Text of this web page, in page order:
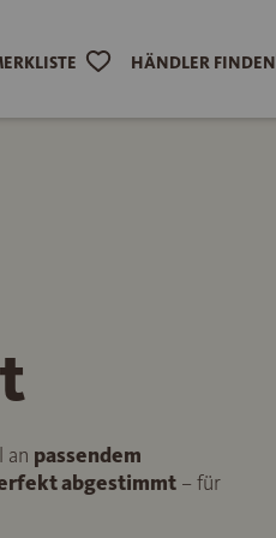
HÄNDLER FINDEN
an passendem
abgestimmt – für